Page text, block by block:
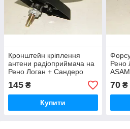
Кронштейн кріплення
антени радіоприймача на
Рено Логан + Сандеро
2004-2012 ASAM
(Румунія) 07446
145 ₴
Купити
Рено
70₴